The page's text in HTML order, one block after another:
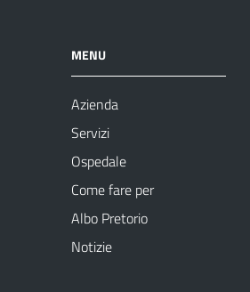
MENU
Azienda
Servizi
Ospedale
Come fare per
Albo Pretorio
Notizie